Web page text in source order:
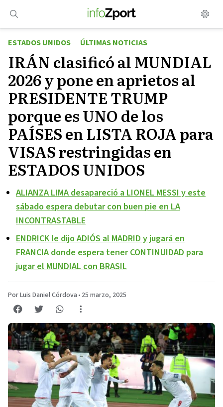
contenido
ESTADOS UNIDOS
ÚLTIMAS NOTICIAS
IRÁN clasificó al MUNDIAL
2026 y pone en aprietos al
PRESIDENTE TRUMP
porque es UNO de los
PAÍSES en LISTA ROJA para
VISAS restringidas en
ESTADOS UNIDOS
ALIANZA LIMA desapareció a LIONEL MESSI y este
sábado espera debutar con buen pie en LA
INCONTRASTABLE
ENDRICK le dijo ADIÓS al MADRID y jugará en
FRANCIA donde espera tener CONTINUIDAD para
jugar el MUNDIAL con BRASIL
Por Luis Daniel Córdova • 25 marzo, 2025